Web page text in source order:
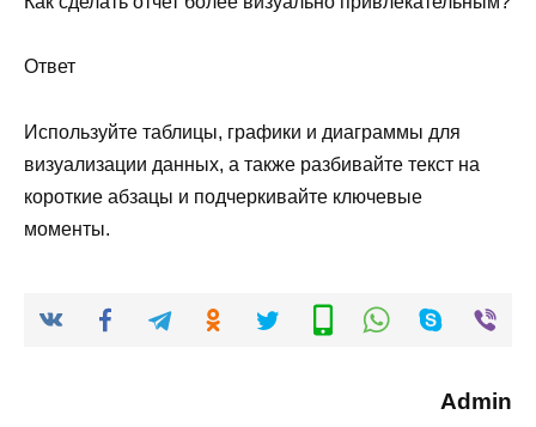
Ответ
Используйте таблицы, графики и диаграммы для
визуализации данных, а также разбивайте текст на
короткие абзацы и подчеркивайте ключевые
моменты.
Admin